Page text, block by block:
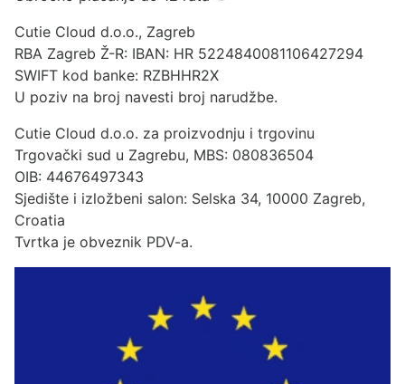
Cutie Cloud d.o.o., Zagreb
RBA Zagreb Ž-R: IBAN: HR 5224840081106427294
SWIFT kod banke: RZBHHR2X
U poziv na broj navesti broj narudžbe.
Cutie Cloud d.o.o. za proizvodnju i trgovinu
Trgovački sud u Zagrebu, MBS: 080836504
OIB: 44676497343
Sjedište i izložbeni salon: Selska 34, 10000 Zagreb,
Croatia
Tvrtka je obveznik PDV-a.